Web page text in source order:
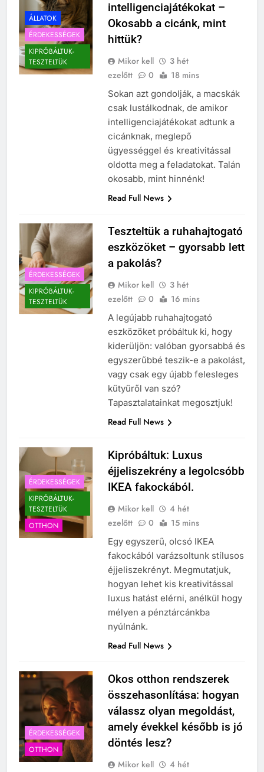
ÁLLATOK
ÉRDEKESSÉGEK
KIPRÓBÁLTUK-
TESZTELTÜK
intelligenciajátékokat –
Okosabb a cicánk, mint
hittük?
Mikor kell
3 hét
ezelőtt
0 18 mins
Sokan azt gondolják, a macskák
csak lustálkodnak, de amikor
intelligenciajátékokat adtunk a
cicánknak, meglepő
ügyességgel és kreativitással
oldotta meg a feladatokat. Talán
okosabb, mint hinnénk!
Read Full News
ÉRDEKESSÉGEK
KIPRÓBÁLTUK-
TESZTELTÜK
Teszteltük a ruhahajtogató
eszközöket – gyorsabb lett
a pakolás?
Mikor kell
3 hét
ezelőtt
0 16 mins
A legújabb ruhahajtogató
eszközöket próbáltuk ki, hogy
kiderüljön: valóban gyorsabbá és
egyszerűbbé teszik-e a pakolást,
vagy csak egy újabb felesleges
kütyüről van szó?
Tapasztalatainkat megosztjuk!
Read Full News
ÉRDEKESSÉGEK
KIPRÓBÁLTUK-
TESZTELTÜK
OTTHON
Kipróbáltuk: Luxus
éjjeliszekrény a legolcsóbb
IKEA fakockából.
Mikor kell
4 hét
ezelőtt
0 15 mins
Egy egyszerű, olcsó IKEA
fakockából varázsoltunk stílusos
éjjeliszekrényt. Megmutatjuk,
hogyan lehet kis kreativitással
luxus hatást elérni, anélkül hogy
mélyen a pénztárcánkba
nyúlnánk.
Read Full News
ÉRDEKESSÉGEK
OTTHON
Okos otthon rendszerek
összehasonlítása: hogyan
válassz olyan megoldást,
amely évekkel később is jó
döntés lesz?
Mikor kell
4 hét